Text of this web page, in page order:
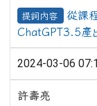
提詞內容
從課
ChatGPT3.5產
2024-03-06
許壽亮